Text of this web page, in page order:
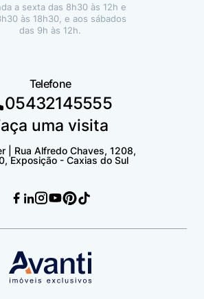
a sexta das 8h30 às 12h e
às 18h30, e aos sábados
das 9h às 12h.
Telefone
05432145555
uma visita
| Rua Alfredo Chaves, 1208,
Exposição - Caxias do Sul